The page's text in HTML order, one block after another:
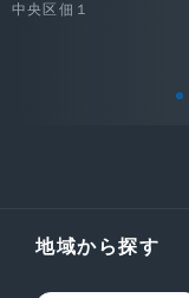
中央区佃１
地域から探す